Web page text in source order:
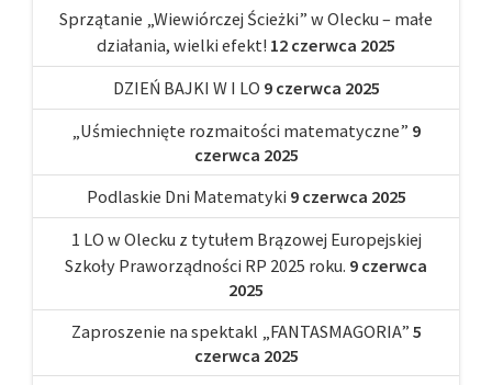
Sprzątanie „Wiewiórczej Ścieżki” w Olecku – małe
działania, wielki efekt! 12 czerwca 2025
DZIEŃ BAJKI W I LO 9 czerwca 2025
„Uśmiechnięte rozmaitości matematyczne” 9
czerwca 2025
Podlaskie Dni Matematyki 9 czerwca 2025
1 LO w Olecku z tytułem Brązowej Europejskiej
Szkoły Praworządności RP 2025 roku. 9 czerwca
2025
Zaproszenie na spektakl „FANTASMAGORIA” 5
czerwca 2025